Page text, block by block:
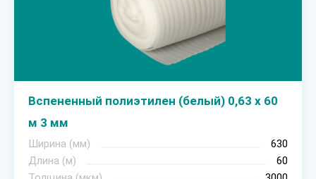
Вспененный полиэтилен (белый) 0,63 х 60
м 3 мм
Ширина (мм)
630
Длина (м)
60